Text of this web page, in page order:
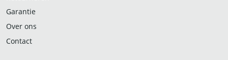
Garantie
Over ons
Contact